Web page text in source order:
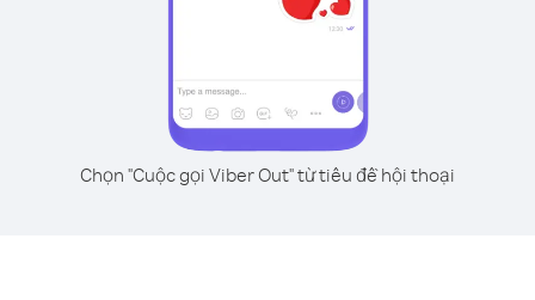
Chọn "Cuộc gọi Viber Out" từ tiêu đề hội thoại